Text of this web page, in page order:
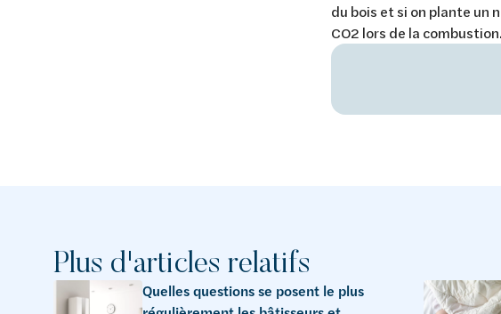
du bois et si on plante un
CO2 lors de la combustion.
Plus d'articles relatifs
Quelles questions se posent le plus